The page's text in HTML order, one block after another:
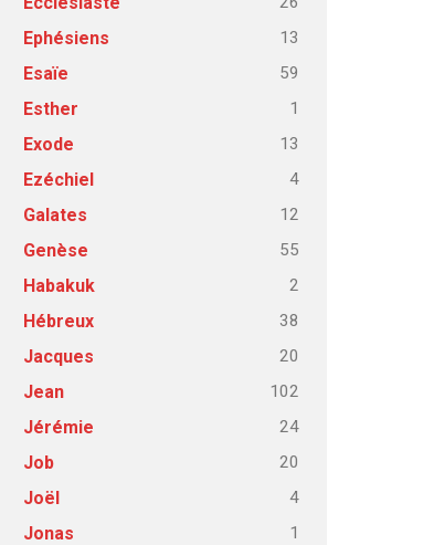
Ephésiens 13
Esaïe 59
Esther 1
Exode 13
Ezéchiel 4
Galates 12
Genèse 55
Habakuk 2
Hébreux 38
Jacques 20
Jean 102
Jérémie 24
Job 20
Joël 4
Jonas 1